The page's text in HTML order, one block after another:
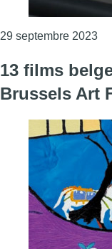
29 septembre 2023
13 films
Brussels Art